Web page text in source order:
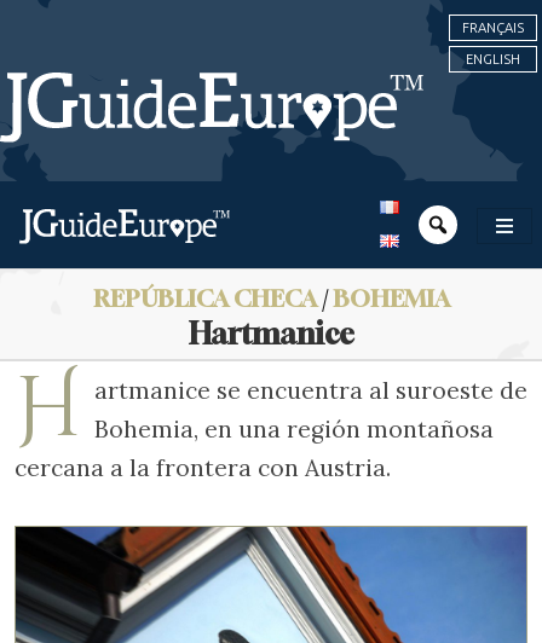
FRANÇAIS
ENGLISH
REPÚBLICA CHECA/BOHEMIA
Hartmanice
H
artmanice se encuentra al suroeste de
Bohemia, en una región montañosa
cercana a la frontera con Austria.